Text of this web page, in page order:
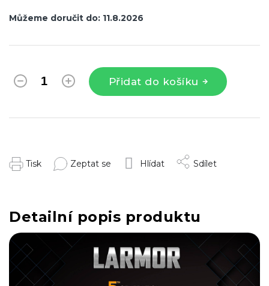
Můžeme doručit do: 11.8.2026
Přidat do košíku
Tisk Zeptat se Hlídat Sdílet
Detailní popis produktu